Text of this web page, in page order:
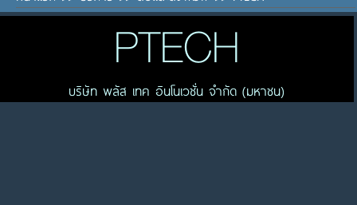
PTECH
บริษัท พลัส เทค อินโนเวชั่น จำกัด (มหาชน)